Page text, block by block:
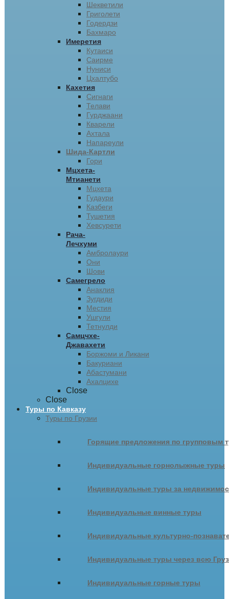
Шекветили
Григолети
Годердзи
Бахмаро
Имеретия
Кутаиси
Саирме
Нуниси
Цхалтубо
Кахетия
Сигнаги
Телави
Гурджаани
Кварели
Ахтала
Напареули
Шида-Картли
Гори
Мцхета-
Мтианети
Мцхета
Гудаури
Казбеги
Тушетия
Хевсурети
Рача-
Лечхуми
Амбролаури
Они
Шови
Самегрело
Анаклия
Зугдиди
Местия
Ушгули
Тетнулди
Самцчхе-
Джавахети
Боржоми и Ликани
Бакуриани
Абастумани
Ахалцихе
Close
Close
Туры по Кавказу
Туры по Грузии
Горящие предложения по групповым
Индивидуальные горнолыжные туры
Индивидуальные туры за
Индивидуальные винные туры
Индивидуальные культурно-
Индивидуальные туры через всю
Индивидуальные горные туры